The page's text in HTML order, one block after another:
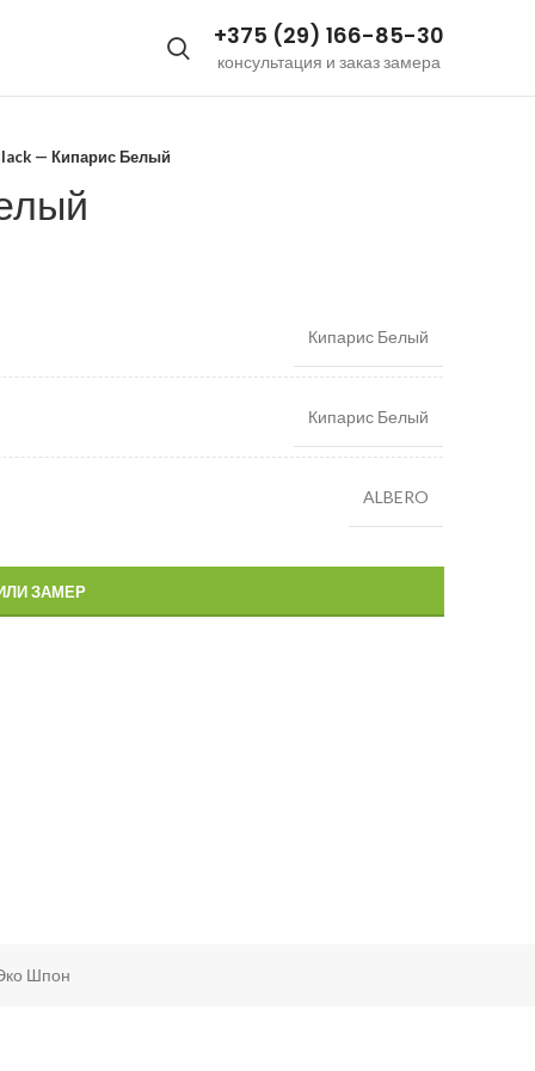
+375 (29) 166-85-30
консультация и заказ замера
— Кипарис Белый
Кипарис Белый
Кипарис Белый
ALBERO
ЗАМЕР
Шпон